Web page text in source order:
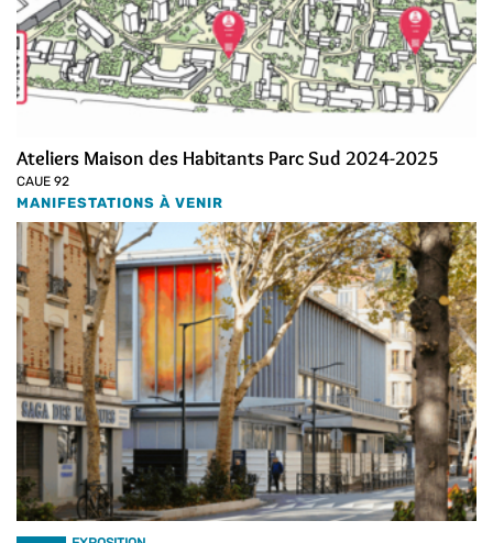
Ateliers Maison des Habitants Parc Sud 2024-2025
CAUE 92
MANIFESTATIONS À VENIR